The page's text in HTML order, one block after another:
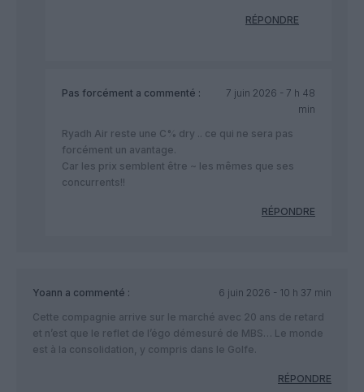
RÉPONDRE
Pas forcément a commenté :
7 juin 2026 - 7 h 48
min
Ryadh Air reste une C% dry .. ce qui ne sera pas
forcément un avantage.
Car les prix semblent être ~ les mêmes que ses
concurrents!!
RÉPONDRE
Yoann a commenté :
6 juin 2026 - 10 h 37 min
Cette compagnie arrive sur le marché avec 20 ans de retard
et n’est que le reflet de l’égo démesuré de MBS… Le monde
est à la consolidation, y compris dans le Golfe.
RÉPONDRE